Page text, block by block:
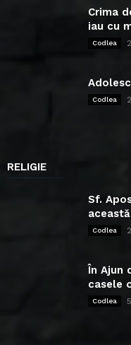
Crima
iau cu
Codlea
Codlea
RELIGIE
Sf.
Codlea
În Ajun
casele
Codlea